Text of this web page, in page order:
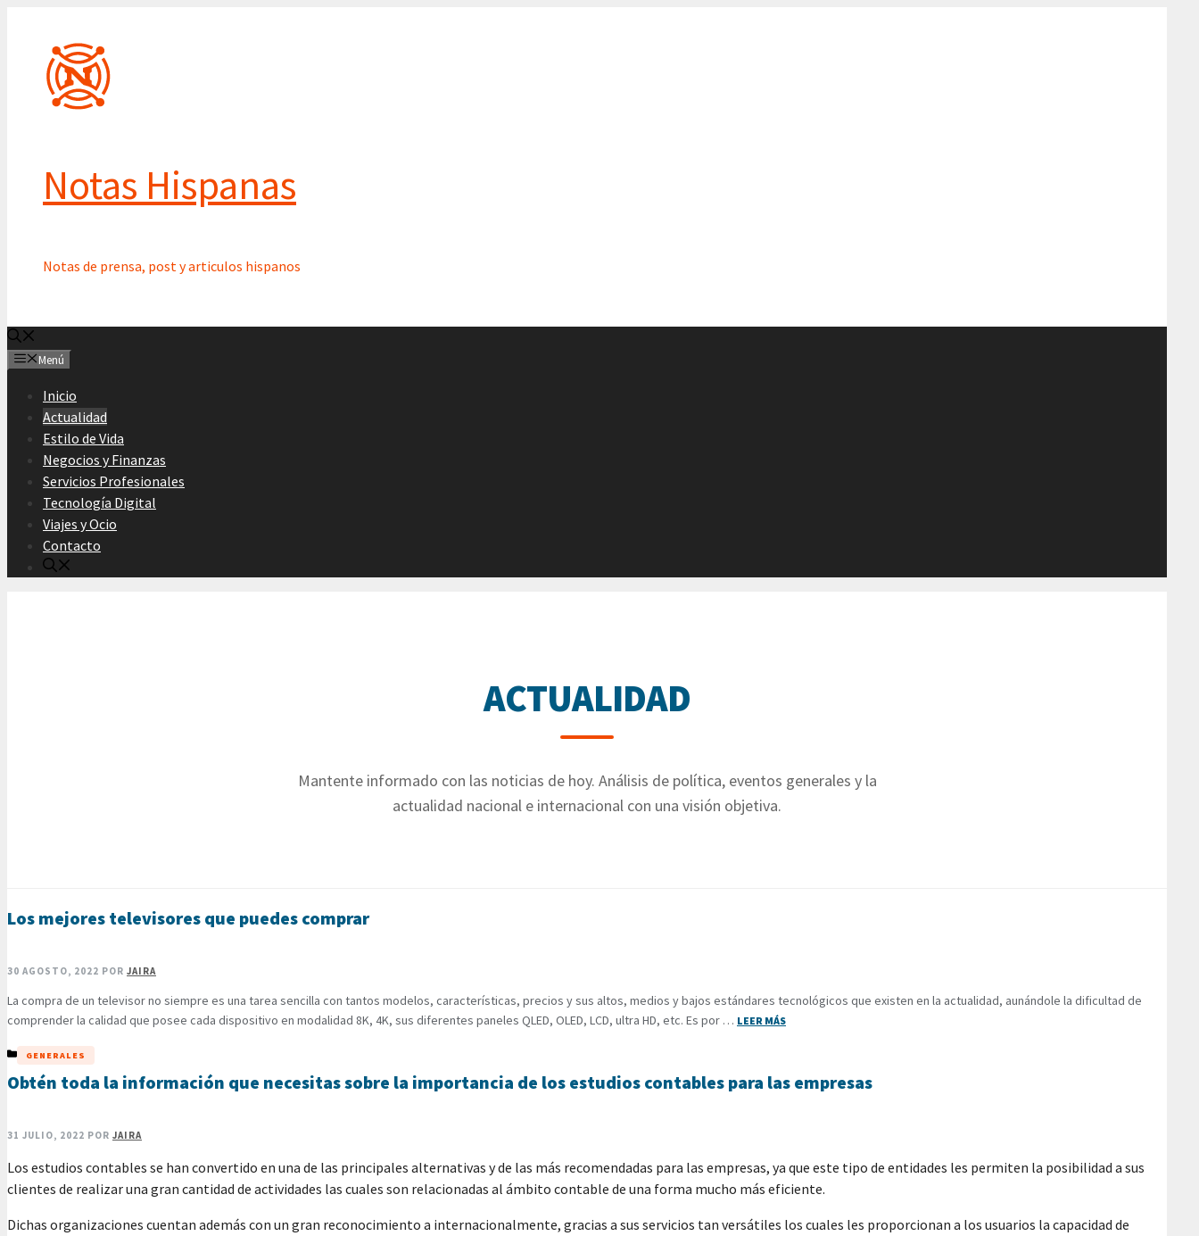
contenido
Notas Hispanas
Notas de prensa, post y articulos hispanos
Menú
Inicio
Actualidad
Estilo de Vida
Negocios y Finanzas
Servicios Profesionales
Tecnología Digital
Viajes y Ocio
Contacto
ACTUALIDAD
Mantente informado con las noticias de hoy. Análisis de política, eventos generales y la
actualidad nacional e internacional con una visión objetiva.
Los mejores televisores que puedes comprar
30 AGOSTO, 2022 POR JAIRA
La compra de un televisor no siempre es una tarea sencilla con tantos modelos, características, precios y sus altos, medios y bajos estándares tecnológicos que existen en la actualidad, aunándole la dificultad de
comprender la calidad que posee cada dispositivo en modalidad 8K, 4K, sus diferentes paneles QLED, OLED, LCD, ultra HD, etc. Es por … LEER MÁS
CATEGORÍAS
GENERALES
Obtén toda la información que necesitas sobre la importancia de los estudios contables para las empresas
31 JULIO, 2022 POR JAIRA
Los estudios contables se han convertido en una de las principales alternativas y de las más recomendadas para las empresas, ya que este tipo de entidades les permiten la posibilidad a sus
clientes de realizar una gran cantidad de actividades las cuales son relacionadas al ámbito contable de una forma mucho más eficiente.
Dichas organizaciones cuentan además con un gran reconocimiento a internacionalmente, gracias a sus servicios tan versátiles los cuales les proporcionan a los usuarios la capacidad de